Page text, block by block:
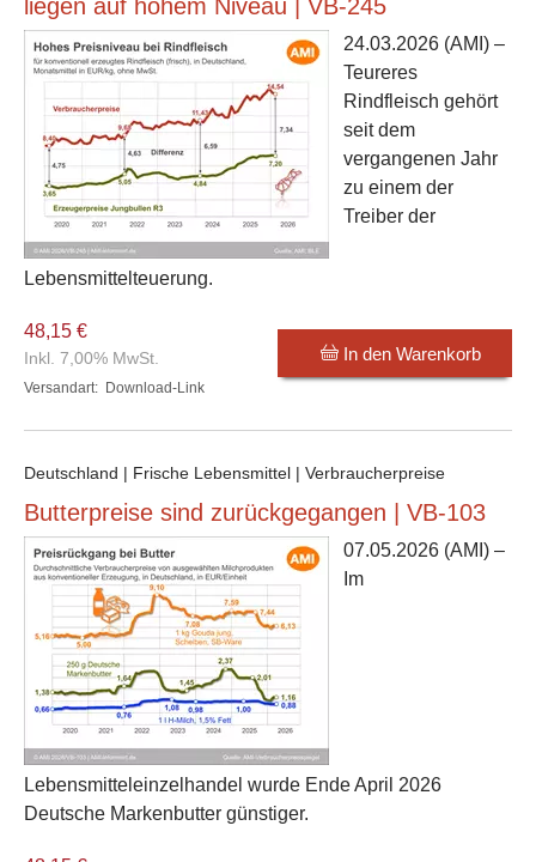
liegen auf hohem Niveau | VB-245
24.03.2026 (AMI) –
Teureres
Rindfleisch gehört
seit dem
vergangenen Jahr
zu einem der
Treiber der
Lebensmittelteuerung.
48,15 €
Inkl. 7,00% MwSt.
Versandart: Download-Link
In den Warenkorb
Deutschland | Frische Lebensmittel | Verbraucherpreise
Butterpreise sind zurückgegangen | VB-103
07.05.2026 (AMI) –
Im
Lebensmitteleinzelhandel wurde Ende April 2026
Deutsche Markenbutter günstiger.